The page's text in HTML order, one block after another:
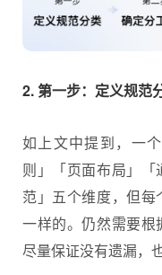
2. 第一步：定义规范
如上文中提到，一
则」「页面布局」
范」五个维度，但
一样的。仍然需要
尽量保证没有遗漏，